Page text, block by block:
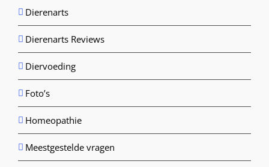
Dierenarts
Dierenarts Reviews
Diervoeding
Foto’s
Homeopathie
Meestgestelde vragen